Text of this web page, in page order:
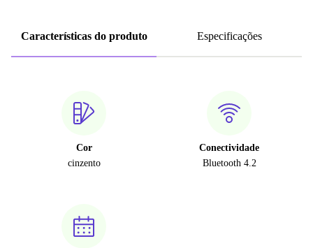
Características do produto Especificações
Cor
cinzento
Conectividade
Bluetooth 4.2